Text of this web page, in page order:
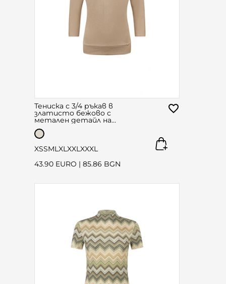
Тениска с 3/4 ръкав в
златисто бежово с
метален детайл на
деколтето
XSSML XL XXL XXXL
43.90 EURO | 85.86 BGN